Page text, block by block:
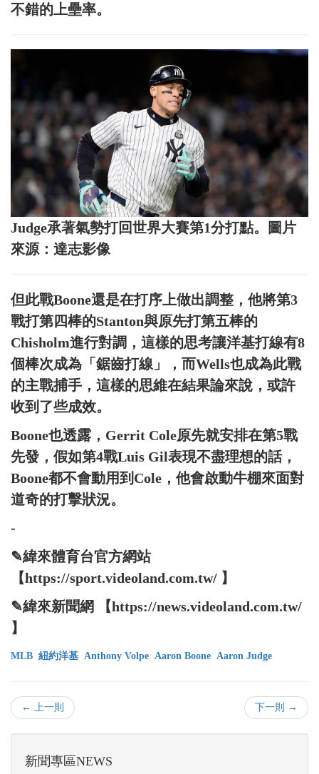
不錯的上壘率。
Judge承著氣勢打回世界大賽第1分打點。圖片
來源：達志影像
但此戰Boone還是在打序上做出調整，他將第3
戰打第四棒的Stanton與原先打第五棒的
Chisholm進行對調，這樣的思考讓洋基打線有8
個棒次成為「鋸齒打線」，而Wells也成為此戰
的主戰捕手，這樣的思維在結果論來說，或許
收到了些成效。
Boone也透露，Gerrit Cole原先就安排在第5戰
先發，假如第4戰Luis Gil表現不盡理想的話，
Boone都不會動用到Cole，他會啟動牛棚來面對
道奇的打擊狀況。
-
✎緯來體育台官方網站
【https://sport.videoland.com.tw/ 】
✎緯來新聞網 【https://news.videoland.com.tw/
】
MLB 紐約洋基 Anthony Volpe Aaron Boone Aaron Judge
← 上一則 下一則 →
新聞專區NEWS